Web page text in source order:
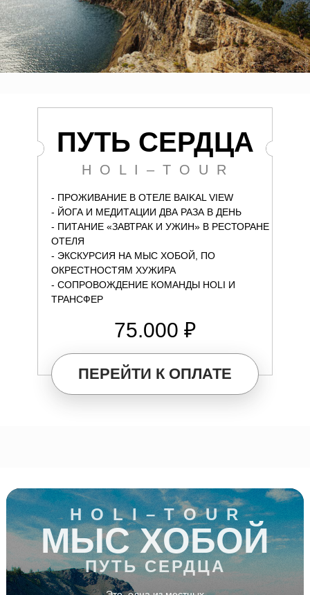
ПЕРЕЙТИ К ОПЛАТЕ
- ПРОЖИВАНИЕ В ОТЕЛЕ BAIKAL VIEW
- ЙОГА И МЕДИТАЦИИ ДВА РАЗА В ДЕНЬ
- ПИТАНИЕ «ЗАВТРАК И УЖИН» В РЕСТОРАНЕ
ОТЕЛЯ
- ЭКСКУРСИЯ НА МЫС ХОБОЙ, ПО
ОКРЕСТНОСТЯМ ХУЖИРА
- СОПРОВОЖДЕНИЕ КОМАНДЫ HOLI И
ТРАНСФЕР
75.000 ₽
ПУТЬ СЕРДЦА
H O L I – T O U R
МЫС ХОБОЙ
H O L I – T O U R
ПУТЬ СЕРДЦА